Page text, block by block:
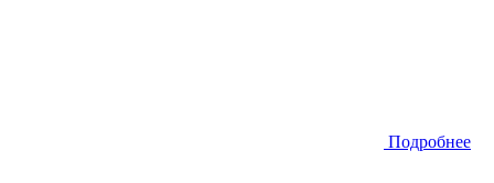
Подробнее